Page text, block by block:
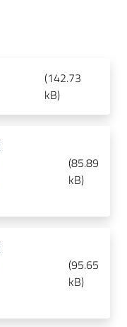
(142.73
kB)
(85.89
kB)
(95.65
kB)